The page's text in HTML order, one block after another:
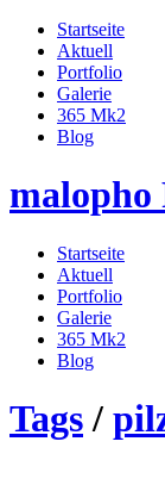
Startseite
Aktuell
Portfolio
Galerie
365 Mk2
Blog
malopho
Startseite
Aktuell
Portfolio
Galerie
365 Mk2
Blog
Tags/